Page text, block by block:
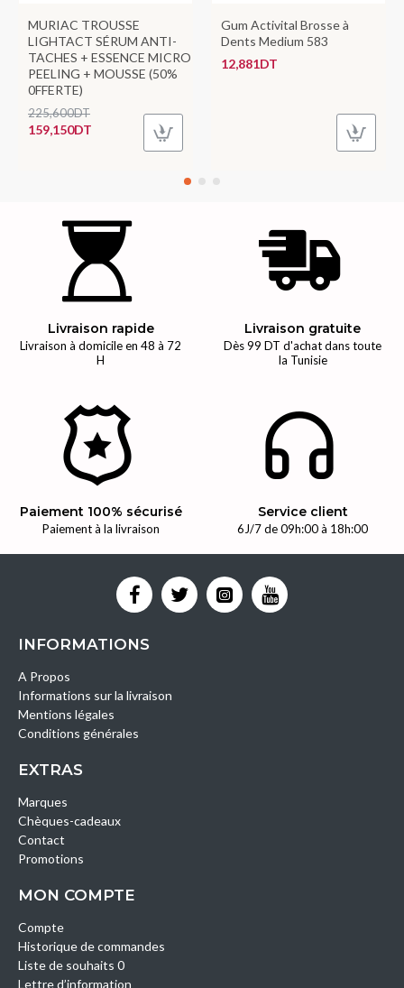
MURIAC TROUSSE
LIGHTACT SÉRUM ANTI-
TACHES + ESSENCE MICRO
PEELING + MOUSSE (50%
0FFERTE)
159,150DT
225,600DT
Gum Activital Brosse à
Dents Medium 583
12,881DT
Livraison rapide
Livraison à domicile en 48 à 72
H
Livraison gratuite
Dès 99 DT d'achat dans toute
la Tunisie
Paiement 100% sécurisé
Paiement à la livraison
Service client
6J/7 de 09h:00 à 18h:00
INFORMATIONS
A Propos
Informations sur la livraison
Mentions légales
Conditions générales
EXTRAS
Marques
Chèques-cadeaux
Contact
Promotions
MON COMPTE
Compte
Historique de commandes
Liste de souhaits 0
Lettre d’information